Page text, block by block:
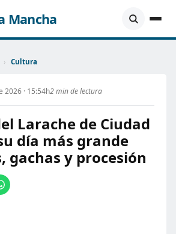
Mancha
› Cultura
2026 · 15:54h2 min de lectura
Larache de Ciudad
día más grande
gachas y procesión